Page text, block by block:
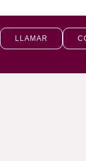
LLAMAR